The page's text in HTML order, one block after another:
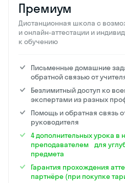
Премиум
Дистанционная школа с
и онлайн-аттестации и
к обучению
Письменные домашние
обратной связью от
Безлимитный доступ ко
экспертами из разных
Помощь и обратная связь
руководителя
4 дополнительных урока
преподавателем для
предмета
Гарантия прохождения
партнёре (при покупке